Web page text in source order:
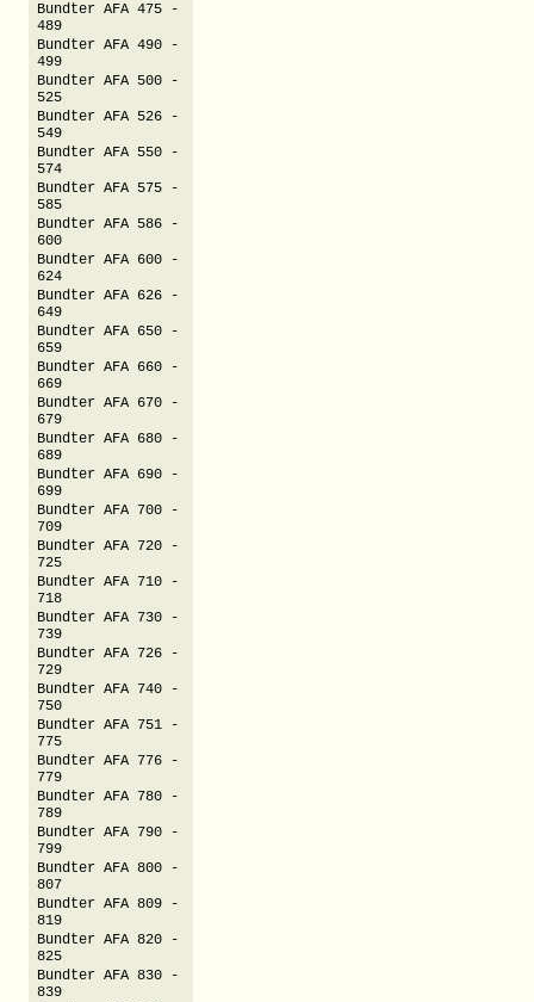
Bundter AFA 475 -
489
Bundter AFA 490 -
499
Bundter AFA 500 -
525
Bundter AFA 526 -
549
Bundter AFA 550 -
574
Bundter AFA 575 -
585
Bundter AFA 586 -
600
Bundter AFA 600 -
624
Bundter AFA 626 -
649
Bundter AFA 650 -
659
Bundter AFA 660 -
669
Bundter AFA 670 -
679
Bundter AFA 680 -
689
Bundter AFA 690 -
699
Bundter AFA 700 -
709
Bundter AFA 720 -
725
Bundter AFA 710 -
718
Bundter AFA 730 -
739
Bundter AFA 726 -
729
Bundter AFA 740 -
750
Bundter AFA 751 -
775
Bundter AFA 776 -
779
Bundter AFA 780 -
789
Bundter AFA 790 -
799
Bundter AFA 800 -
807
Bundter AFA 809 -
819
Bundter AFA 820 -
825
Bundter AFA 830 -
839